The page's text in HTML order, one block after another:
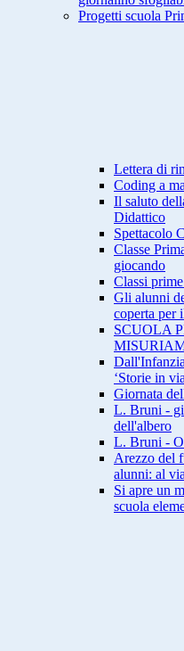
Progetti scuola
Lettera di
Coding a
Il saluto
Didattico
Spettacolo
Classe
giocando
Classi
Gli alunni
coperta per
SCUOLA
‘Storie in
Giornata
L. Bruni -
dell'albero
L. Bruni -
Arezzo del
alunni: al
Si apre un
scuola